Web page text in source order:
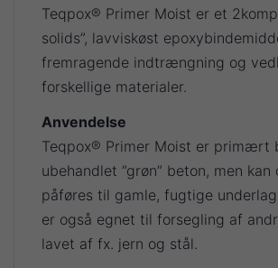
Teqpox® Primer Moist er et
solids”, lavviskøst
fremragende indtrængning og
forskellige materialer.
Anvendelse
Teqpox® Primer Moist er primært
ubehandlet ”grøn” beton, men kan
påføres til gamle, fugtige
er også egnet til forsegling af
lavet af fx. jern og stål.